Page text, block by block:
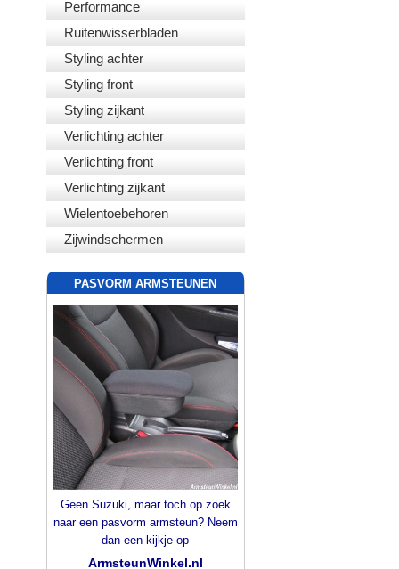
Performance
Ruitenwisserbladen
Styling achter
Styling front
Styling zijkant
Verlichting achter
Verlichting front
Verlichting zijkant
Wielentoebehoren
Zijwindschermen
PASVORM ARMSTEUNEN
Geen Suzuki, maar toch op zoek
naar een pasvorm armsteun? Neem
dan een kijkje op
ArmsteunWinkel.nl